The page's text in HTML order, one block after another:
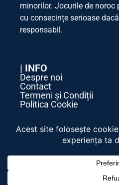
minorilor. Jocurile de noroc
cu consecințe serioase
responsabil.
| INFO
Despre noi
Contact
Termeni și Condiții
Politica Cookie
| SOCIAL MEDIA